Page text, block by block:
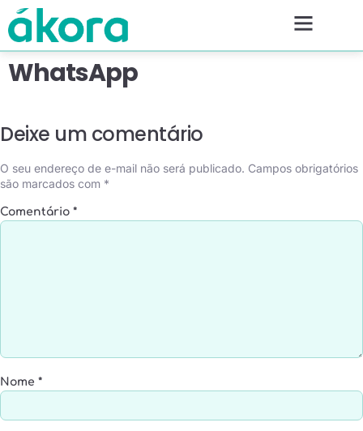
WhatsApp
Deixe um comentário
O seu endereço de e-mail não será publicado. Campos obrigatórios
são marcados com *
Comentário *
Nome *